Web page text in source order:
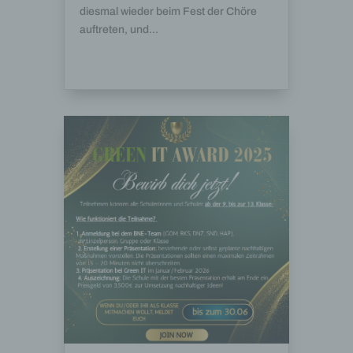
diesmal wieder beim Fest der Chöre
auftreten, und...
per E-Mail oder über ein Kontaktformular den
Verantwortlichen aufnimmt, werden die von der
Verantwortlichen übermittelten
personenbezogenen Daten werden für Zwecke der
Bearbeitung oder der Kontaktaufnahme zur
betroffenen Person gespeichert. Es erfolgt keine
Weitergabe dieser personenbezogenen Daten an
Dritte.
Kommentarfunktion im Blog auf der Internetseite
Wir bieten den Nutzern auf einem Blog, der sich
auf der Internetseite des für die Verarbeitung
Verantwortlichen befindet, die Möglichkeit,
individuelle Kommentare zu einzelnen Blog-
Beiträgen zu hinterlassen. Ein Blog ist ein auf
einer Internetseite geführtes, in der Regel öffentlich